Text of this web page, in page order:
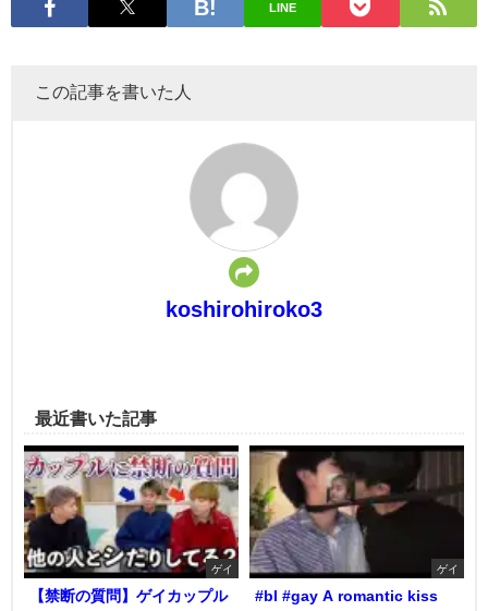
LINE
この記事を書いた人
koshirohiroko3
最近書いた記事
ゲイ
【禁断の質問】ゲイカップル
ゲイ
#bl #gay A romantic kiss